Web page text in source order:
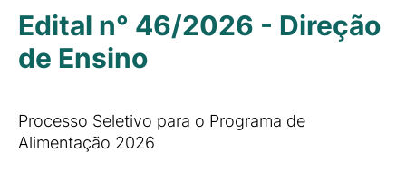
Edital n° 46/2026 - Direção
de Ensino
Processo Seletivo para o Programa de
Alimentação 2026